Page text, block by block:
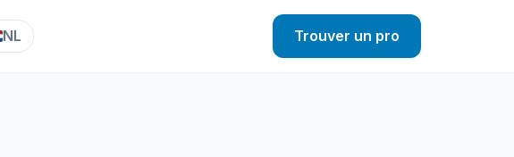
NL Trouver un pro